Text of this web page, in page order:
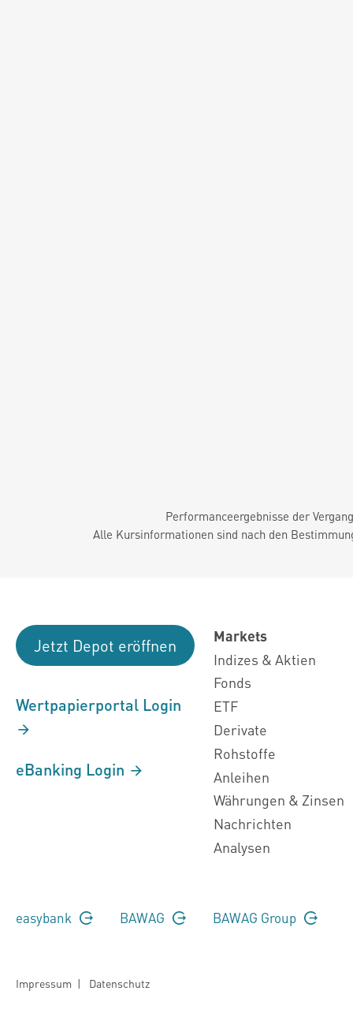
Performanceergebnisse der
Alle Kursinformationen sind nach den
Jetzt Depot eröffnen
Wertpapierportal Login
eBanking Login
Markets
Indizes & Aktien
Fonds
ETF
Derivate
Rohstoffe
Anleihen
Währungen & Zinsen
Nachrichten
Analysen
easybank BAWAG BAWAG Group
Impressum | Datenschutz